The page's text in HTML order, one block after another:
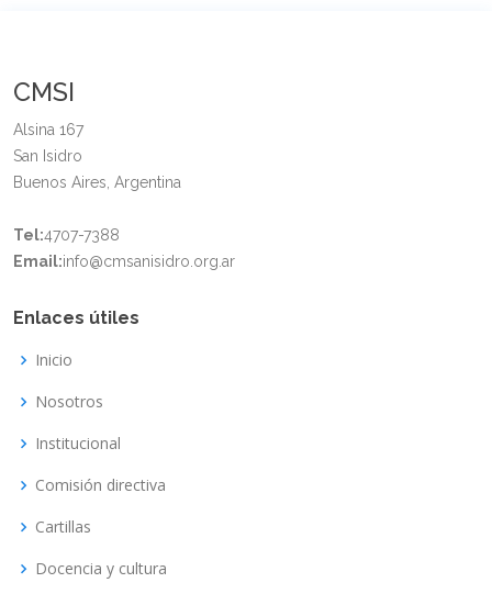
CMSI
Alsina 167
San Isidro
Buenos Aires, Argentina
Tel:4707-7388
Email:info@cmsanisidro.org.ar
Enlaces útiles
Inicio
Nosotros
Institucional
Comisión directiva
Cartillas
Docencia y cultura